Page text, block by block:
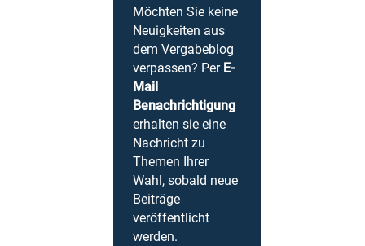
Möchten Sie keine
Neuigkeiten aus
dem Vergabeblog
verpassen? Per E-
Mail
Benachrichtigung
erhalten sie eine
Nachricht zu
Themen Ihrer
Wahl, sobald neue
Beiträge
veröffentlicht
werden.